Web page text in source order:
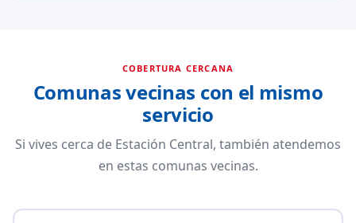
COBERTURA CERCANA
Comunas vecinas con el mismo
servicio
Si vives cerca de Estación Central, también atendemos
en estas comunas vecinas.